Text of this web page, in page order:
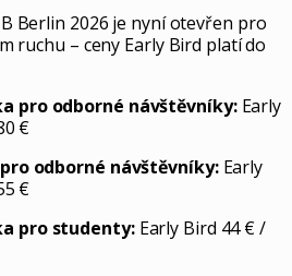
Berlin 2026 je nyní otevřen pro
ruchu – ceny Early Bird platí do
pro odborné návštěvníky:Early
€
odborné návštěvníky:Early
€
pro studenty:Early Bird 44 € /